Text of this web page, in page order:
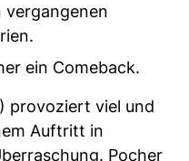
ein Comeback.
provoziert viel und
Auftritt in
Pocher